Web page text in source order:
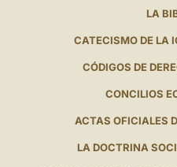
LA
CATECISMO DE LA
CÓDIGOS DE
CONCILIOS
ACTAS OFICIALES
LA DOCTRINA